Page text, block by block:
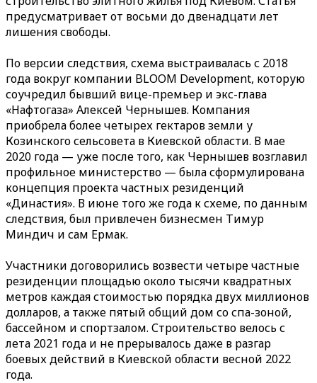
предусматривает от восьми до двенадцати лет
лишения свободы.
По версии следствия, схема выстраивалась с 2018
года вокруг компании BLOOM Development, которую
соучредил бывший вице-премьер и экс-глава
«Нафтогаза» Алексей Чернышев. Компания
приобрела более четырех гектаров земли у
Козинского сельсовета в Киевской области. В мае
2020 года — уже после того, как Чернышев возглавил
профильное министерство — была сформулирована
концепция проекта частных резиденций
«Династия». В июне того же года к схеме, по данным
следствия, был привлечен бизнесмен Тимур
Миндич и сам Ермак.
Участники договорились возвести четыре частные
резиденции площадью около тысячи квадратных
метров каждая стоимостью порядка двух миллионов
долларов, а также пятый общий дом со спа-зоной,
бассейном и спортзалом. Строительство велось с
лета 2021 года и не прерывалось даже в разгар
боевых действий в Киевской области весной 2022
года.